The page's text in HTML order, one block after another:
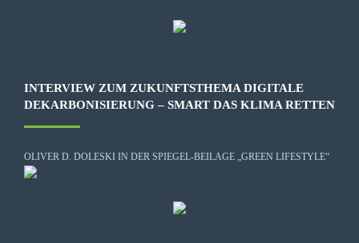
INTERVIEW ZUM ZUKUNFTSTHEMA DIGITALE
DEKARBONISIERUNG – SMART DAS KLIMA RETTEN
OLIVER D. DOLESKI IN DER SPIEGEL-BEILAGE „GREEN LIFESTYLE“